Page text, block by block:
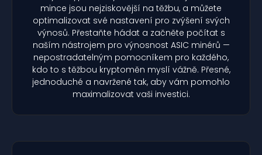
mince jsou nejziskovější na těžbu, a můžete
optimalizovat své nastavení pro zvýšení svých
výnosů. Přestaňte hádat a začněte počítat s
naším nástrojem pro výnosnost ASIC minérů —
nepostradatelným pomocníkem pro každého,
kdo to s těžbou kryptoměn myslí vážně. Přesné,
jednoduché a navržené tak, aby vám pomohlo
maximalizovat vaši investici.